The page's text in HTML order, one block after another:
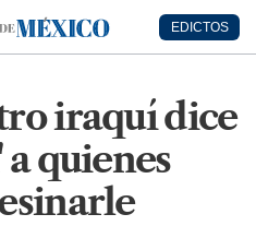
EDICTOS
iraquí dice
quienes